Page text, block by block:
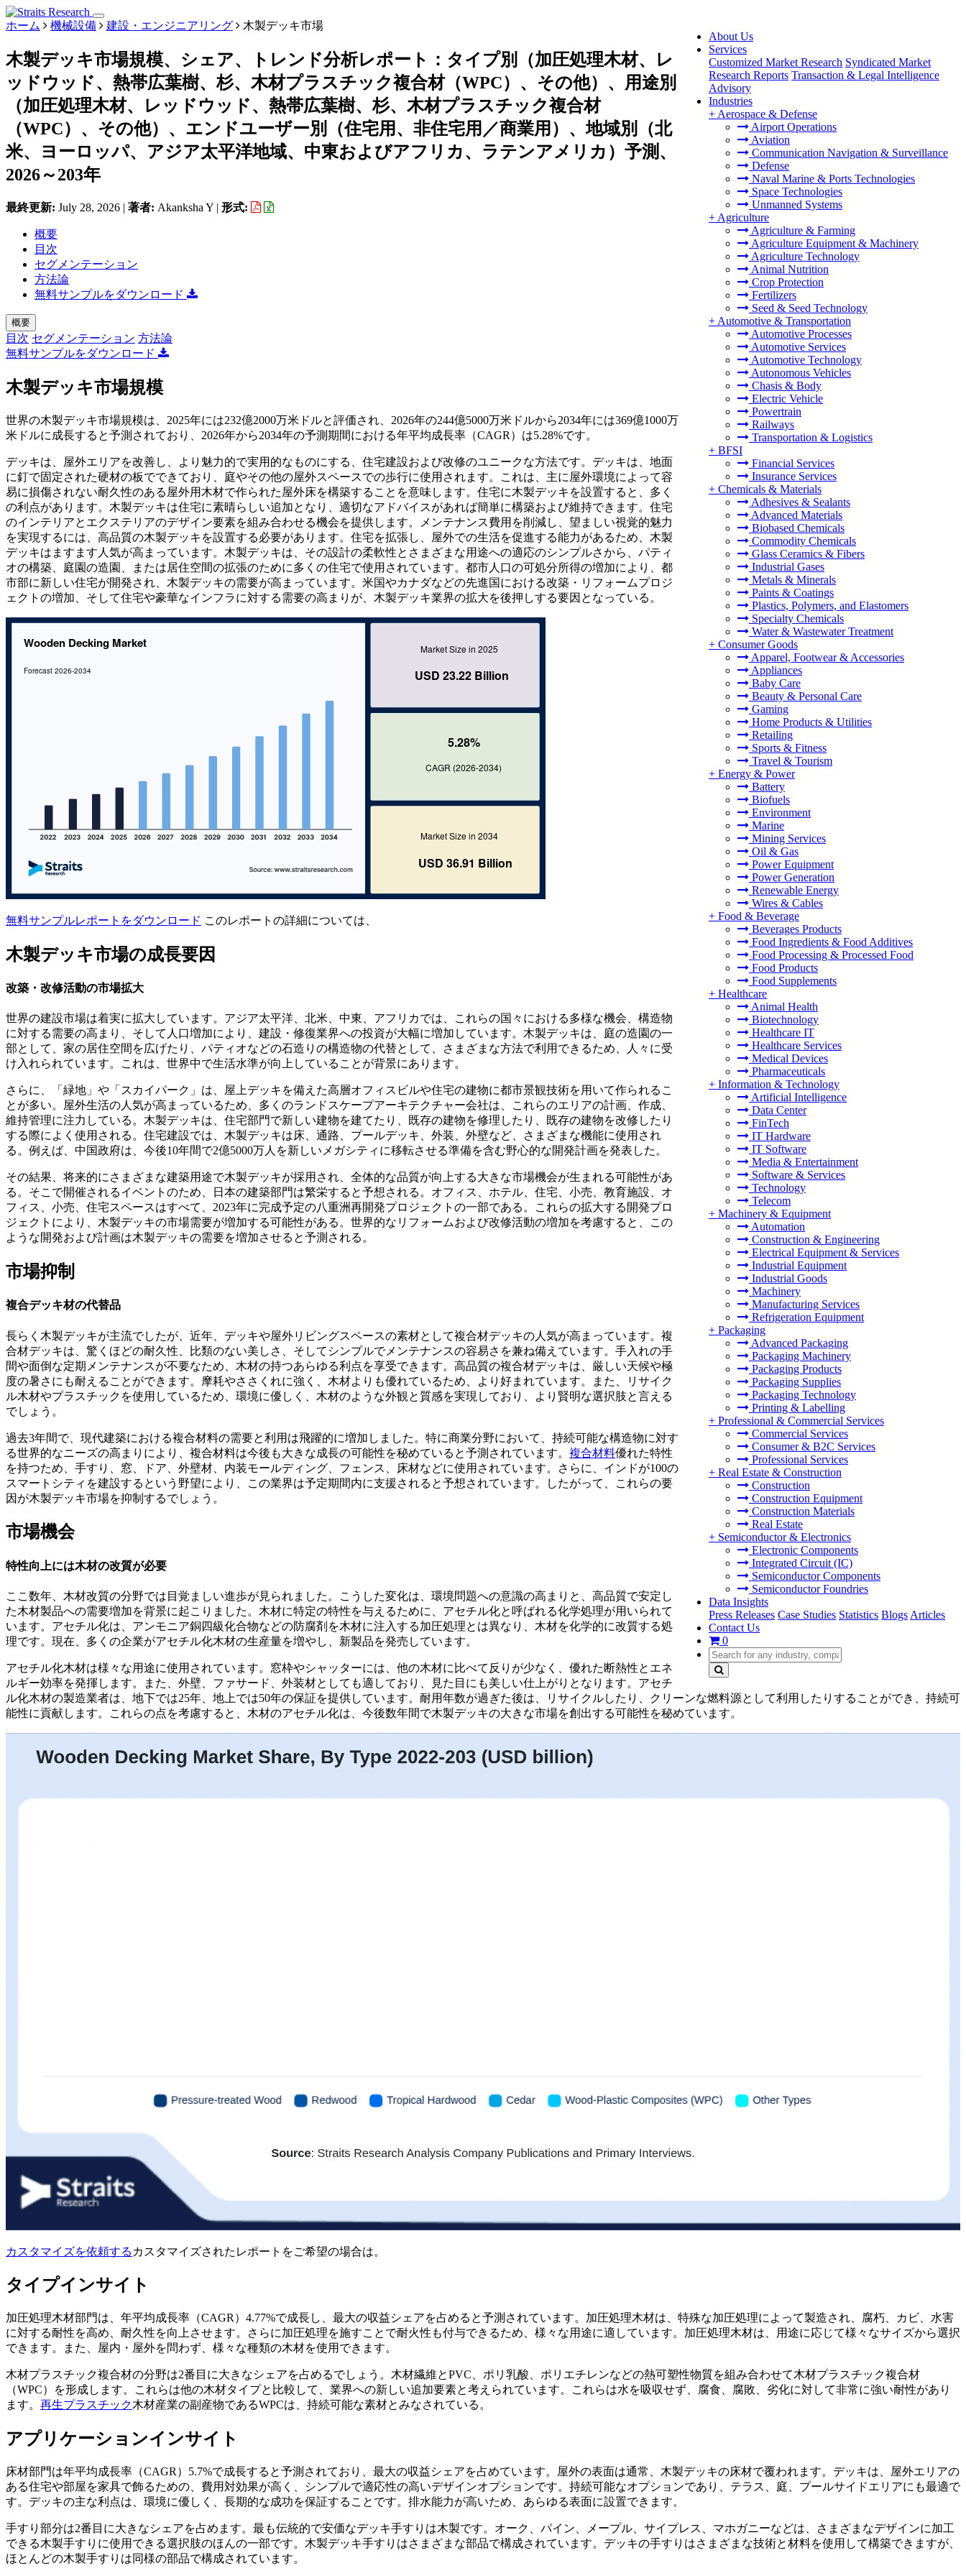
About Us
Services
Customized Market Research Syndicated Market
Research Reports Transaction & Legal Intelligence
Advisory
Industries
+ Aerospace & Defense
Airport Operations
Aviation
Communication Navigation & Surveillance
Defense
Naval Marine & Ports Technologies
Space Technologies
Unmanned Systems
+ Agriculture
Agriculture & Farming
Agriculture Equipment & Machinery
Agriculture Technology
Animal Nutrition
Crop Protection
Fertilizers
Seed & Seed Technology
+ Automotive & Transportation
Automotive Processes
Automotive Services
Automotive Technology
Autonomous Vehicles
Chasis & Body
Electric Vehicle
Powertrain
Railways
Transportation & Logistics
+ BFSI
Financial Services
Insurance Services
+ Chemicals & Materials
Adhesives & Sealants
Advanced Materials
Biobased Chemicals
Commodity Chemicals
Glass Ceramics & Fibers
Industrial Gases
Metals & Minerals
Paints & Coatings
Plastics, Polymers, and Elastomers
Specialty Chemicals
Water & Wastewater Treatment
+ Consumer Goods
Apparel, Footwear & Accessories
Appliances
Baby Care
Beauty & Personal Care
Gaming
Home Products & Utilities
Retailing
Sports & Fitness
Travel & Tourism
+ Energy & Power
Battery
Biofuels
Environment
Marine
Mining Services
Oil & Gas
Power Equipment
Power Generation
Renewable Energy
Wires & Cables
+ Food & Beverage
Beverages Products
Food Ingredients & Food Additives
Food Processing & Processed Food
Food Products
Food Supplements
+ Healthcare
Animal Health
Biotechnology
Healthcare IT
Healthcare Services
Medical Devices
Pharmaceuticals
+ Information & Technology
Artificial Intelligence
Data Center
FinTech
IT Hardware
IT Software
Media & Entertainment
Software & Services
Technology
Telecom
+ Machinery & Equipment
Automation
Construction & Engineering
Electrical Equipment & Services
Industrial Equipment
Industrial Goods
Machinery
Manufacturing Services
Refrigeration Equipment
+ Packaging
Advanced Packaging
Packaging Machinery
Packaging Products
Packaging Supplies
Packaging Technology
Printing & Labelling
+ Professional & Commercial Services
Commercial Services
Consumer & B2C Services
Professional Services
+ Real Estate & Construction
Construction
Construction Equipment
Construction Materials
Real Estate
+ Semiconductor & Electronics
Electronic Components
Integrated Circuit (IC)
Semiconductor Components
Semiconductor Foundries
Data Insights
Press Releases Case Studies Statistics Blogs Articles
Contact Us
0
ホーム 機械設備 建設・エンジニアリング 木製デッキ市場
木製デッキ市場規模、シェア、トレンド分析レポート：タイプ別（加圧処理木材、レ
ッドウッド、熱帯広葉樹、杉、木材プラスチック複合材（WPC）、その他）、用途別
（加圧処理木材、レッドウッド、熱帯広葉樹、杉、木材プラスチック複合材
（WPC）、その他）、エンドユーザー別（住宅用、非住宅用／商業用）、地域別（北
米、ヨーロッパ、アジア太平洋地域、中東およびアフリカ、ラテンアメリカ）予測、
2026～203年
最終更新: July 28, 2026 | 著者: Akanksha Y | 形式:
概要
目次
セグメンテーション
方法論
無料サンプルをダウンロード
概要
目次 セグメンテーション 方法論
無料サンプルをダウンロード
木製デッキ市場規模
世界の木製デッキ市場規模は、2025年には232億2000万米ドルと評価され、2026年の244億5000万米ドルから2034年には369億1000万
米ドルに成長すると予測されており、2026年から2034年の予測期間における年平均成長率（CAGR）は5.28%です。
デッキは、屋外エリアを改善し、より魅力的で実用的なものにする、住宅建設および改修のユニークな方法です。デッキは、地面
に釘で固定された硬材の板でできており、庭やその他の屋外スペースでの歩行に使用されます。これは、主に屋外環境によって容
易に損傷されない耐久性のある屋外用木材で作られた屋外床を構築することを意味します。住宅に木製デッキを設置すると、多く
の利点があります。木製デッキは住宅に素晴らしい追加となり、適切なアドバイスがあれば簡単に構築および維持できます。住宅
のインテリアとエクステリアのデザイン要素を組み合わせる機会を提供します。メンテナンス費用を削減し、望ましい視覚的魅力
を実現するには、高品質の木製デッキを設置する必要があります。住宅を拡張し、屋外での生活を促進する能力があるため、木製
デッキはますます人気が高まっています。木製デッキは、その設計の柔軟性とさまざまな用途への適応のシンプルさから、パティ
オの構築、庭園の造園、または居住空間の拡張のために多くの住宅で使用されています。都市人口の可処分所得の増加により、都
市部に新しい住宅が開発され、木製デッキの需要が高まっています。米国やカナダなどの先進国における改築・リフォームプロジ
ェクトの増加、そして住宅や豪華なインフラに対する需要の高まりが、木製デッキ業界の拡大を後押しする要因となっている。
無料サンプルレポートをダウンロード このレポートの詳細については、
木製デッキ市場の成長要因
改築・改修活動の市場拡大
世界の建設市場は着実に拡大しています。アジア太平洋、北米、中東、アフリカでは、これらの国々における多様な機会、構造物
に対する需要の高まり、そして人口増加により、建設・修復業界への投資が大幅に増加しています。木製デッキは、庭の造園の一
部として、家の居住空間を広げたり、パティオなどの石造りの構造物の代替として、さまざまな方法で利用できるため、人々に受
け入れられています。これは、世界中で生活水準が向上していることが背景にあります。
さらに、「緑地」や「スカイパーク」は、屋上デッキを備えた高層オフィスビルや住宅の建物に都市景観技術を用いて作られるこ
とが多い。屋外生活の人気が高まっているため、多くのランドスケープアーキテクチャー会社は、これらのエリアの計画、作成、
維持管理に注力している。木製デッキは、住宅部門で新しい建物を建てたり、既存の建物を修理したり、既存の建物を改修したり
する際によく使用される。住宅建設では、木製デッキは床、通路、プールデッキ、外装、外壁など、さまざまな機能に使用され
る。例えば、中国政府は、今後10年間で2億5000万人を新しいメガシティに移転させる準備を含む野心的な開発計画を発表した。
その結果、将来的にさまざまな建築用途で木製デッキが採用され、全体的な品質が向上する大きな市場機会が生まれる可能性があ
る。そこで開催されるイベントのため、日本の建築部門は繁栄すると予想される。オフィス、ホテル、住宅、小売、教育施設、オ
フィス、小売、住宅スペースはすべて、2023年に完成予定の八重洲再開発プロジェクトの一部である。これらの拡大する開発プロ
ジェクトにより、木製デッキの市場需要が増加する可能性がある。世界的なリフォームおよび改修活動の増加を考慮すると、この
ような開発および計画は木製デッキの需要を増加させると予測される。
市場抑制
複合デッキ材の代替品
長らく木製デッキが主流でしたが、近年、デッキや屋外リビングスペースの素材として複合材デッキの人気が高まっています。複
合材デッキは、驚くほどの耐久性、比類のない美しさ、そしてシンプルでメンテナンスの容易さを兼ね備えています。手入れの手
間や面倒な定期メンテナンスが不要なため、木材の持つあらゆる利点を享受できます。高品質の複合材デッキは、厳しい天候や極
度の暑さにも耐えることができます。摩耗やささくれに強く、木材よりも優れているため、より好まれています。また、リサイク
ル木材やプラスチックを使用しているため、環境に優しく、木材のような外観と質感を実現しており、より賢明な選択肢と言える
でしょう。
過去3年間で、現代建築における複合材料の需要と利用は飛躍的に増加しました。特に商業分野において、持続可能な構造物に対す
る世界的なニーズの高まりにより、複合材料は今後も大きな成長の可能性を秘めていると予測されています。 複合材料優れた特性
を持つため、手すり、窓、ドア、外壁材、内装モールディング、フェンス、床材などに使用されています。さらに、インドが100の
スマートシティを建設するという野望により、この業界は予定期間内に支援されると予想されています。したがって、これらの要
因が木製デッキ市場を抑制するでしょう。
市場機会
特性向上には木材の改質が必要
ここ数年、木材改質の分野では目覚ましい進歩が見られました。こうした変化は、環境問題への意識の高まりと、高品質で安定し
た木材製品への需要増加を背景に起こりました。木材に特定の特性を与えるために、アセチル化と呼ばれる化学処理が用いられて
います。アセチル化は、アンモニア銅四級化合物などの防腐剤を木材に注入する加圧処理とは異なり、木材を化学的に改質する処
理です。現在、多くの企業がアセチル化木材の生産量を増やし、新製品を発売しています。
アセチル化木材は様々な用途に使用されています。窓枠やシャッターには、他の木材に比べて反りが少なく、優れた断熱性とエネ
ルギー効率を発揮します。また、外壁、ファサード、外装材としても適しており、見た目にも美しい仕上がりとなります。アセチ
ル化木材の製造業者は、地下では25年、地上では50年の保証を提供しています。耐用年数が過ぎた後は、リサイクルしたり、クリーンな燃料源として利用したりすることができ、持続可
能性に貢献します。これらの点を考慮すると、木材のアセチル化は、今後数年間で木製デッキの大きな市場を創出する可能性を秘めています。
カスタマイズを依頼する カスタマイズされたレポートをご希望の場合は。
タイプインサイト
加圧処理木材部門は、年平均成長率（CAGR）4.77%で成長し、最大の収益シェアを占めると予測されています。加圧処理木材は、特殊な加圧処理によって製造され、腐朽、カビ、水害
に対する耐性を高め、耐久性を向上させます。さらに加圧処理を施すことで耐火性も付与できるため、様々な用途に適しています。加圧処理木材は、用途に応じて様々なサイズから選択
できます。また、屋内・屋外を問わず、様々な種類の木材を使用できます。
木材プラスチック複合材の分野は2番目に大きなシェアを占めるでしょう。木材繊維とPVC、ポリ乳酸、ポリエチレンなどの熱可塑性物質を組み合わせて木材プラスチック複合材
（WPC）を形成します。これらは他の木材タイプと比較して、業界への新しい追加要素と考えられています。これらは水を吸収せず、腐食、腐敗、劣化に対して非常に強い耐性があり
ます。 再生プラスチック木材産業の副産物であるWPCは、持続可能な素材とみなされている。
アプリケーションインサイト
床材部門は年平均成長率（CAGR）5.7%で成長すると予測されており、最大の収益シェアを占めています。屋外の表面は通常、木製デッキの床材で覆われます。デッキは、屋外エリアの
ある住宅や部屋を家具で飾るための、費用対効果が高く、シンプルで適応性の高いデザインオプションです。持続可能なオプションであり、テラス、庭、プールサイドエリアにも最適で
す。デッキの主な利点は、環境に優しく、長期的な成功を保証することです。排水能力が高いため、あらゆる表面に設置できます。
手すり部分は2番目に大きなシェアを占めます。最も伝統的で安価なデッキ手すりは木製です。オーク、パイン、メープル、サイプレス、マホガニーなどは、さまざまなデザインに加工
できる木製手すりに使用できる選択肢のほんの一部です。木製デッキ手すりはさまざまな部品で構成されています。デッキの手すりはさまざまな技術と材料を使用して構築できますが、
ほとんどの木製手すりは同様の部品で構成されています。